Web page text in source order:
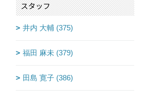
スタッフ
井内 大輔 (375)
福田 麻未 (379)
田島 寛子 (386)